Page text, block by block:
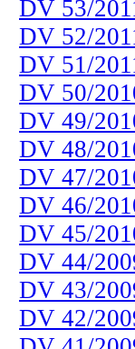
DV 53/
DV 52/
DV 51/
DV 50/
DV 49/
DV 48/
DV 47/
DV 46/
DV 45/
DV 44/
DV 43/
DV 42/